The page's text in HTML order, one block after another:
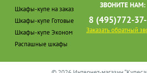
Шкафы-купе на заказ
Шкафы-купе Готовые
Шкафы-купе Эконом
Распашные шкафы
ЗВОНИТЕ НАМ:
8 (495)772-
Заказать обратный